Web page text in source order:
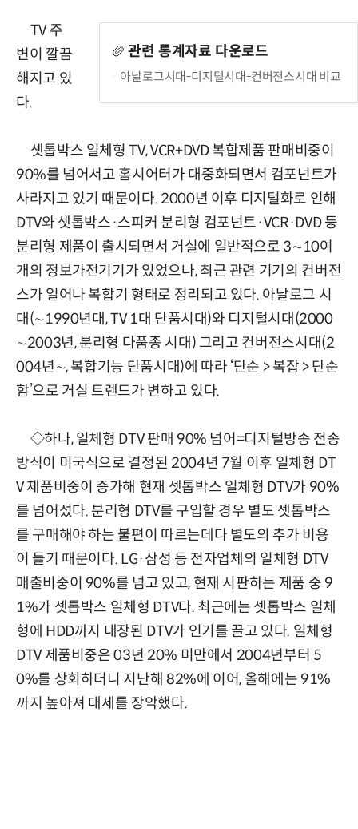
관련 통계자료 다운로드
아날로그시대-디지털시대-컨버전스시대 비교
TV 주
변이 깔끔
해지고 있
다.
셋톱박스 일체형 TV, VCR+DVD 복합제품 판매비중이
90%를 넘어서고 홈시어터가 대중화되면서 컴포넌트가
사라지고 있기 때문이다. 2000년 이후 디지털화로 인해
DTV와 셋톱박스·스피커 분리형 컴포넌트·VCR·DVD 등
분리형 제품이 출시되면서 거실에 일반적으로 3∼10여
개의 정보가전기기가 있었으나, 최근 관련 기기의 컨버전
스가 일어나 복합기 형태로 정리되고 있다. 아날로그 시
대(∼1990년대, TV 1대 단품시대)와 디지털시대(2000
∼2003년, 분리형 다품종 시대) 그리고 컨버전스시대(2
004년∼, 복합기능 단품시대)에 따라 ‘단순 > 복잡 > 단순
함’으로 거실 트렌드가 변하고 있다.
◇하나, 일체형 DTV 판매 90% 넘어=디지털방송 전송
방식이 미국식으로 결정된 2004년 7월 이후 일체형 DT
V 제품비중이 증가해 현재 셋톱박스 일체형 DTV가 90%
를 넘어섰다. 분리형 DTV를 구입할 경우 별도 셋톱박스
를 구매해야 하는 불편이 따르는데다 별도의 추가 비용
이 들기 때문이다. LG·삼성 등 전자업체의 일체형 DTV
매출비중이 90%를 넘고 있고, 현재 시판하는 제품 중 9
1%가 셋톱박스 일체형 DTV다. 최근에는 셋톱박스 일체
형에 HDD까지 내장된 DTV가 인기를 끌고 있다. 일체형
DTV 제품비중은 03년 20% 미만에서 2004년부터 5
0%를 상회하더니 지난해 82%에 이어, 올해에는 91%
까지 높아져 대세를 장악했다.